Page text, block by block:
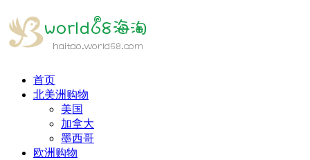
首页
北美洲购物
美国
加拿大
墨西哥
欧洲购物